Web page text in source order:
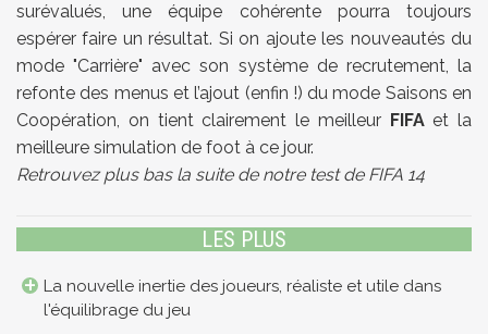
surévalués, une équipe cohérente pourra toujours
espérer faire un résultat. Si on ajoute les nouveautés du
mode "Carrière" avec son système de recrutement, la
refonte des menus et l’ajout (enfin !) du mode Saisons en
Coopération, on tient clairement le meilleur FIFAet la
meilleure simulation de foot à ce jour.
Retrouvez plus bas la suite de notre test de FIFA 14
LES PLUS
La nouvelle inertie des joueurs, réaliste et utile dans
l'équilibrage du jeu